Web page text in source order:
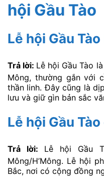
hội Gầu Tào
Lễ hội Gầu Tào
Trả lời: Lễ hội Gầu Tào
Mông, thường gắn với
thần linh. Đây cũng là
lưu và giữ gìn bản sắc
Lễ hội Gầu
Trả lời: Lễ hội Gầu
Mông/H’Mông. Lễ hội
Bắc, nơi có cộng đồng